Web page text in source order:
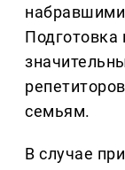
Подготовка
семьям.
В случае